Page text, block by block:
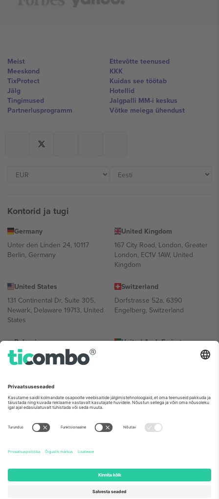
Meist
Meeskond
TixProtect
Jälg
Tingimused
Partnerlusprogramm
Ettevõtte teenused
KKK
Kuidas see töötab
Hotellid
Jalgpalli MM-i keskus
Võtke meiega ühendust
Kontorid ja tugi
Germany
Unter den Linden 24, 10117
Berlin, Germany
United Kingdom
167 City Road, London, Greater
London, EC1V 1AW, United
Kingdom
United States
131 Continental Dr, Suite 305,
Newark, Delaware 19713, United
States
Switzerland
Dorfstrasse 52a, 6390
Engelberg, Switzerland
Bulgaria
Regus Sofia City West, bul
Totleben 53-55, 1606 Sofia,
United Arab Emirates
UAE Dubai Silicon Oasis, DDP
Mexico
Av Chapultepec 360, Roma
Norte, Cuauhtémoc, 06700
Ciudad de México, CDMX,
sündmusest ja/või domeenist. Detailide jaoks vaata konkreetse
sündmuse lehte, impressumit ja tingimusi.,
2026 Ticombo. Kõik õigused kaitstud.